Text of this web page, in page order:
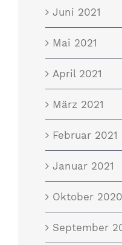
Juni 2021
Mai 2021
April 2021
März 2021
Februar 2021
Januar 2021
Oktober 2020
September